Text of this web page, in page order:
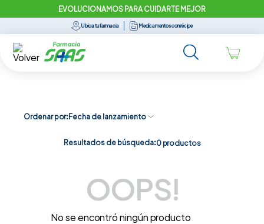
EVOLUCIONAMOS PARA CUIDARTE MEJOR
Ubica tu farmacia Medicamentos con récipe
Ordenar por Fecha de lanzamiento
Resultados de búsqueda:0 productos
OOPS!
No se encontró ningún producto